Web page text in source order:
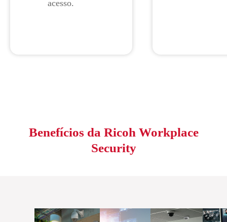
acesso.
Benefícios da Ricoh Workplace
Security